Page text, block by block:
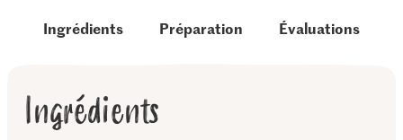
Ingrédients Préparation Évaluations
Ingrédients